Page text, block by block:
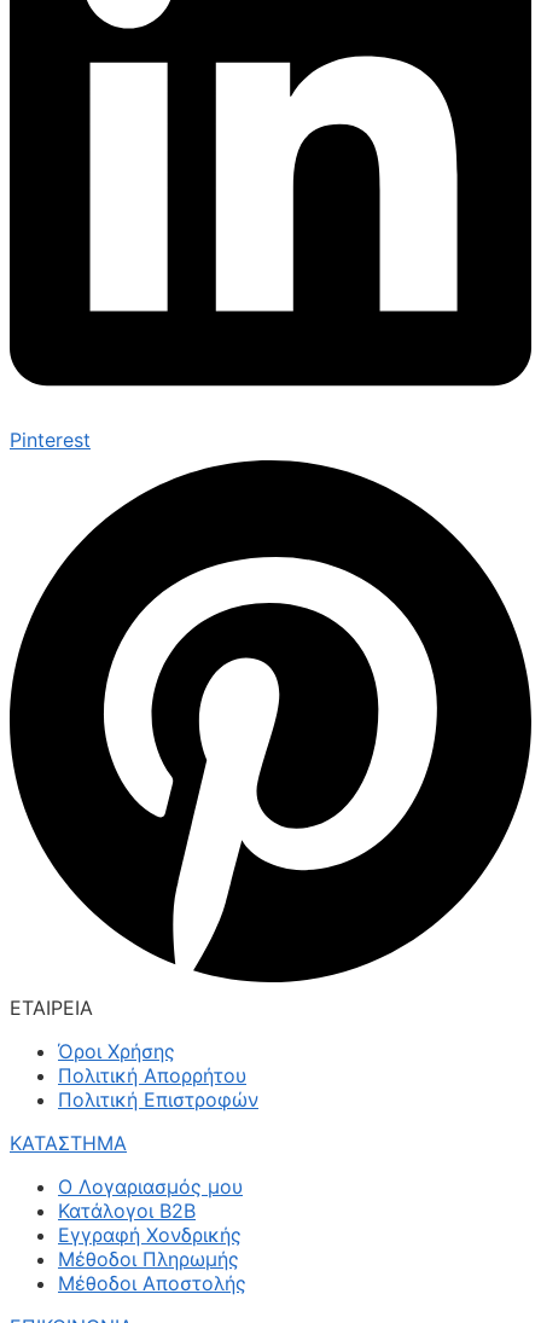
Pinterest
ΕΤΑΙΡΕΙΑ
Όροι Χρήσης
Πολιτική Απορρήτου
Πολιτική Επιστροφών
ΚΑΤΑΣΤΗΜΑ
Ο Λογαριασμός μου
Κατάλογοι B2B
Εγγραφή Χονδρικής
Μέθοδοι Πληρωμής
Μέθοδοι Αποστολής